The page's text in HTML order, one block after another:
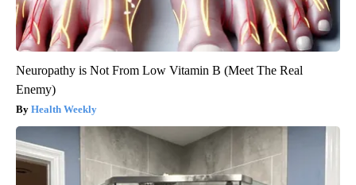
Neuropathy is Not From Low Vitamin B (Meet The Real
Enemy)
Health Weekly